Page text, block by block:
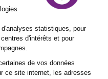
permet de
complet
pratiques
.